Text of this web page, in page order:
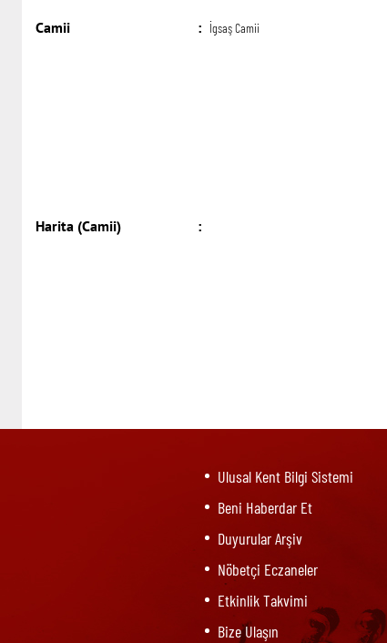
Camii : İgsaş Camii
Harita (Camii) :
Ulusal Kent Bilgi Sistemi
Beni Haberdar Et
Duyurular Arşiv
Nöbetçi Eczaneler
Etkinlik Takvimi
Bize Ulaşın